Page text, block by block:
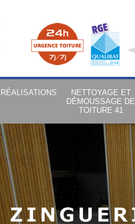
RÉALISATIONS
NETTOYAGE ET
DÉMOUSSAGE DE
TOITURE 41